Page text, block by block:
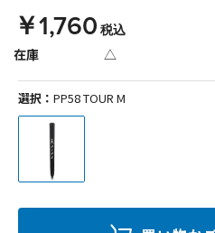
￥1,760税込
在庫 △
選択： PP58 TOUR M